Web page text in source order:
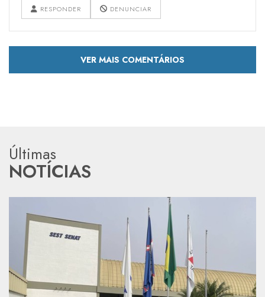
RESPONDER DENUNCIAR
VER MAIS COMENTÁRIOS
Últimas
NOTÍCIAS